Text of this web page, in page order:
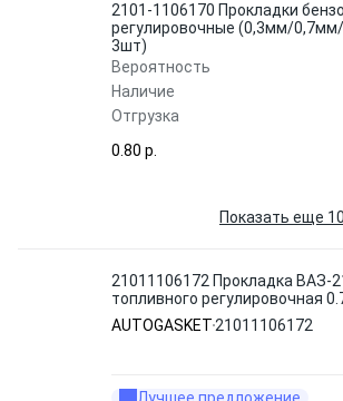
2101-1106170 Прокладки
регулировочные (0,3мм/
3шт)
Вероятность
Наличие
Отгрузка
0.80 p.
Показать еще
21011106172 Прокладка ВАЗ-
топливного регулировочная
AUTOGASKET
AUTOGASKET 21011106172